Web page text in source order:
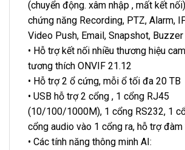
(chuyển động. xâm nhập , mất kết
chứng năng Recording, PTZ, Alarm,
Video Push, Email, Snapshot,
• Hỗ trợ kết nối nhiều thương hiệu
tương thích ONVIF 21.12
• Hỗ trợ 2 ổ cứng, mỗi ổ tối đa 20 TB
• USB hỗ trợ 2 cổng , 1 cổng RJ45
(10/100/1000M), 1 cổng RS232, 1
cổng audio vào 1 cổng ra, hỗ trợ đàm
• Các tính năng thông minh AI: